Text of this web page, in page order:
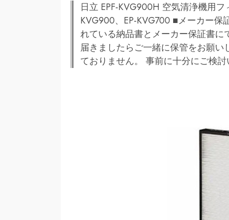
日立 EPF-KVG900H 空気清浄機用
KVG900、EP-KVG700 ■メーカー保
れている納品書とメーカー保証書
届きましたらご一緒に保管をお願
ておりません。 事前に十分にご検